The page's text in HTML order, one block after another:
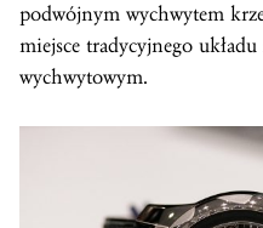
podwójnym wychwytem
miejsce tradycyjnego
wychwytowym.